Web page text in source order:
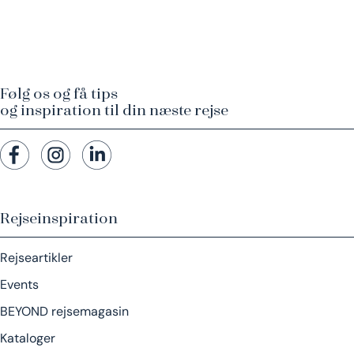
Rejseinspiration
Rejseartikler
Events
BEYOND rejsemagasin
Kataloger
Følg os og få tips
og inspiration til din næste rejse